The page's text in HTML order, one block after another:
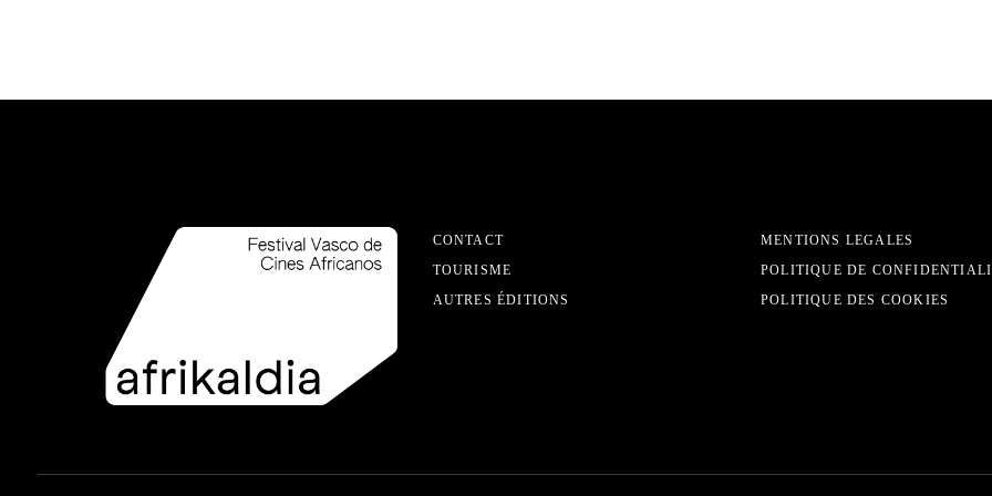
CONTACT
TOURISME
AUTRES ÉDITIONS
MENTIONS LEGALES
POLITIQUE DE
POLITIQUE DES COOKIES